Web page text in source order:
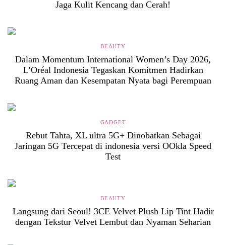
Jaga Kulit Kencang dan Cerah!
BEAUTY
Dalam Momentum International Women’s Day 2026,
L’Oréal Indonesia Tegaskan Komitmen Hadirkan
Ruang Aman dan Kesempatan Nyata bagi Perempuan
GADGET
Rebut Tahta, XL ultra 5G+ Dinobatkan Sebagai
Jaringan 5G Tercepat di indonesia versi OOkla Speed
Test
BEAUTY
Langsung dari Seoul! 3CE Velvet Plush Lip Tint Hadir
dengan Tekstur Velvet Lembut dan Nyaman Seharian